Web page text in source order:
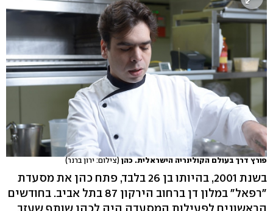
פורץ דרך בעולם הקולינריה הישראלית. כהן (צילום: ירון ברנר)
בשנת 2001, בהיותו בן 26 בלבד, פתח כהן את מסעדת
"רפאל" במלון דן ברחוב הירקון 87 בתל אביב. בחודשים